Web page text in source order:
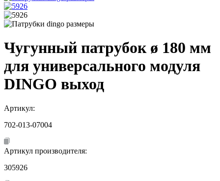
Чугунный патрубок ø 180 мм
для универсального модуля
DINGO выход
Артикул:
702-013-07004
Артикул производителя:
305926